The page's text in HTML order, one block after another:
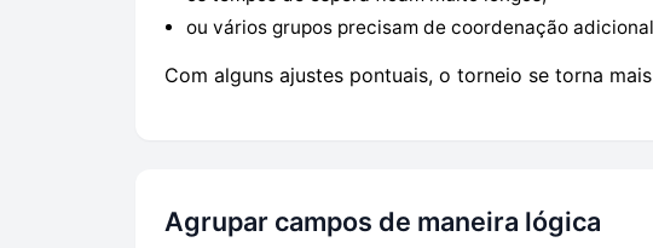
ou vários grupos precisam de coordenação
Com alguns ajustes pontuais, o torneio se torna
Agrupar campos de maneira lógica